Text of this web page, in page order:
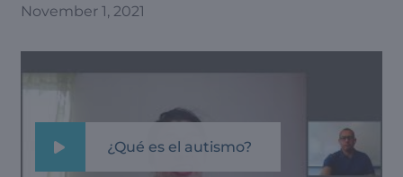
November 1, 2021
¿Qué es el autismo?